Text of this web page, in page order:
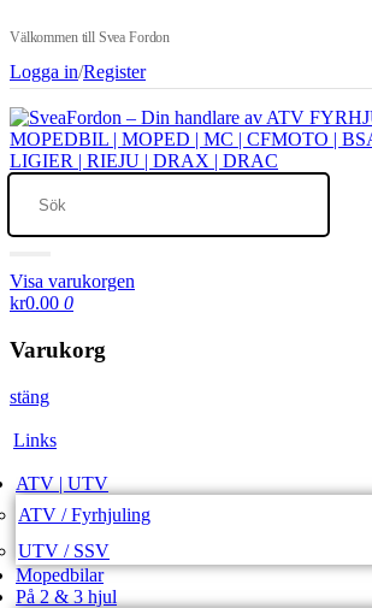
Välkommen till Svea Fordon
Logga in/Register
Visa varukorgen
kr0.00 0
Varukorg
stäng
Links
ATV | UTV
ATV / Fyrhjuling
UTV / SSV
Mopedbilar
På 2 & 3 hjul